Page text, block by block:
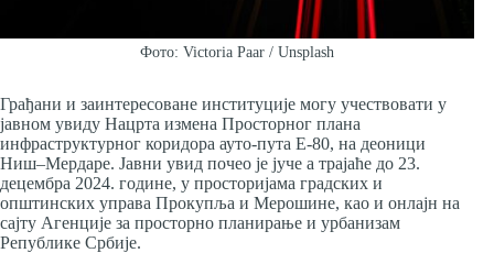
Фото: Victoria Paar / Unsplash
Грађани и заинтересоване институције могу учествовати у
јавном увиду Нацрта измена Просторног плана
инфраструктурног коридора ауто-пута Е-80, на деоници
Ниш–Мердаре. Јавни увид почео је јуче а трајаће до 23.
децембра 2024. године, у просторијама градских и
општинских управа Прокупља и Мерошине, као и онлајн на
сајту Агенције за просторно планирање и урбанизам
Републике Србије.